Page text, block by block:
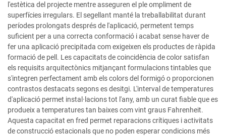
l'estètica del projecte mentre asseguren el ple ompliment de
superfícies irregulars. El segellant manté la treballabilitat durant
períodes prolongats després de l'aplicació, permetent temps
suficient per a una correcta conformació i acabat sense haver de
fer una aplicació precipitada com exigeixen els productes de ràpida
formació de pell. Les capacitats de coincidència de color satisfan
els requisits arquitectònics mitjançant formulacions tintables que
s'integren perfectament amb els colors del formigó o proporcionen
contrastos destacats segons es desitgi. L'interval de temperatures
d'aplicació permet instal·lacions tot l'any, amb un curat fiable que es
produeix a temperatures tan baixes com vint graus Fahrenheit.
Aquesta capacitat en fred permet reparacions crítiques i activitats
de construcció estacionals que no poden esperar condicions més